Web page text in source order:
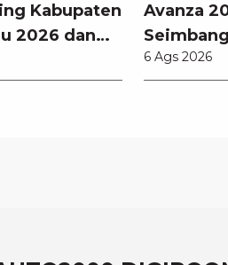
Kabupaten
2026 dan
Avanza
Fitur
6 Ags 2026